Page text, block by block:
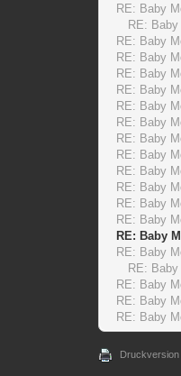
RE: Baby
RE:
RE: Baby
RE: Baby
RE: Baby
RE: Baby
RE: Baby
RE: Baby
RE: Baby
RE: Baby
RE: Baby
RE: Baby
RE: Baby
RE: Baby
RE: Baby
RE: Baby
RE:
RE: Baby
RE: Baby
RE: Baby
Druckversion